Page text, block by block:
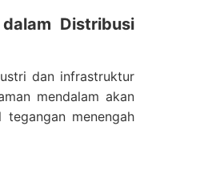
Distribusi
dan infrastruktur
mendalam akan
menengah